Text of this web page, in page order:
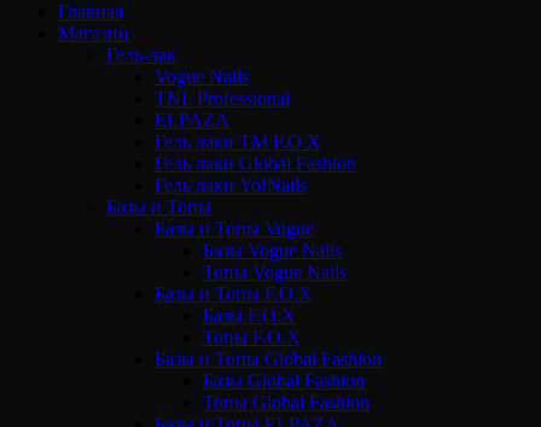
Главная
Магазин
Гель-лак
Vogue Nails
TNL Professional
ELPAZA
Гель лаки ТМ F.O.X
Гель лаки Global Fashion
Гель лаки Yo!Nails
Базы и Топы
Базы и Топы Vogue
Базы Vogue Nails
Топы Vogue Nails
Базы и Топы F.O.X
Базы F.O.X
Топы F.O.X
Базы и Топы Global Fashion
Базы Global Fashion
Топы Global Fashion